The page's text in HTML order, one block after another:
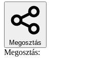
Megosztás
Megosztás: